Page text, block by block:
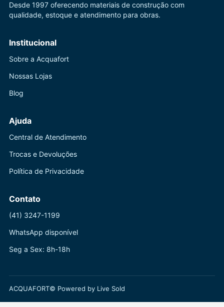
Desde 1997 oferecendo materiais de construção com
qualidade, estoque e atendimento para obras.
Institucional
Sobre a Acquafort
Nossas Lojas
Blog
Ajuda
Central de Atendimento
Trocas e Devoluções
Política de Privacidade
Contato
(41) 3247-1199
WhatsApp disponível
Seg a Sex: 8h-18h
ACQUAFORT© Powered by Live Sold